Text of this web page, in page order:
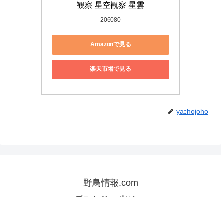
観察 星空観察 星雲
206080
Amazonで見る
楽天市場で見る
yachojoho
野鳥情報.com